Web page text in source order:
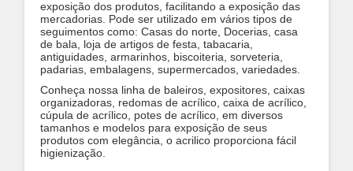
exposição dos produtos, facilitando a exposição das
mercadorias. Pode ser utilizado em vários tipos de
seguimentos como: Casas do norte, Docerias, casa
de bala, loja de artigos de festa, tabacaria,
antiguidades, armarinhos, biscoiteria, sorveteria,
padarias, embalagens, supermercados, variedades.
Conheça nossa linha de baleiros, expositores, caixas
organizadoras, redomas de acrílico, caixa de acrílico,
cúpula de acrílico, potes de acrílico, em diversos
tamanhos e modelos para exposição de seus
produtos com elegância, o acrilico proporciona fácil
higienização.